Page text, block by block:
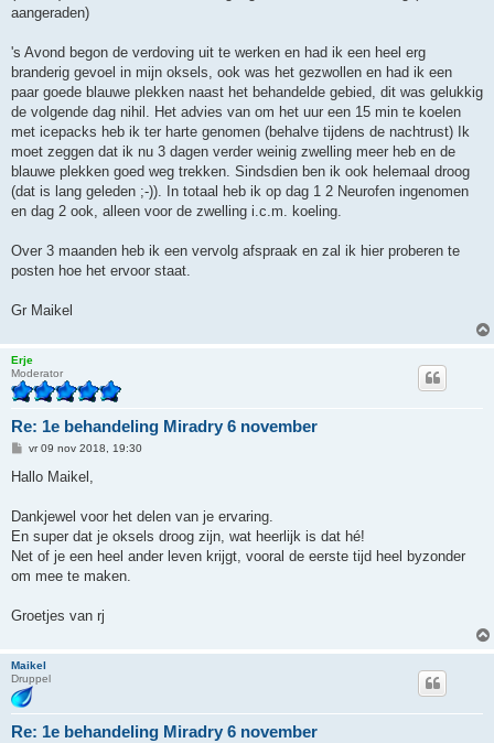
aangeraden)
's Avond begon de verdoving uit te werken en had ik een heel erg
branderig gevoel in mijn oksels, ook was het gezwollen en had ik een
paar goede blauwe plekken naast het behandelde gebied, dit was gelukkig
de volgende dag nihil. Het advies van om het uur een 15 min te koelen
met icepacks heb ik ter harte genomen (behalve tijdens de nachtrust) Ik
moet zeggen dat ik nu 3 dagen verder weinig zwelling meer heb en de
blauwe plekken goed weg trekken. Sindsdien ben ik ook helemaal droog
(dat is lang geleden ;-)). In totaal heb ik op dag 1 2 Neurofen ingenomen
en dag 2 ook, alleen voor de zwelling i.c.m. koeling.
Over 3 maanden heb ik een vervolg afspraak en zal ik hier proberen te
posten hoe het ervoor staat.
Gr Maikel
Erje
Moderator
Re: 1e behandeling Miradry 6 november
B
r
h
vr 09 nov 2018, 19:30
Hallo Maikel,
Dankjewel voor het delen van je ervaring.
En super dat je oksels droog zijn, wat heerlijk is dat hé!
Net of je een heel ander leven krijgt, vooral de eerste tijd heel byzonder
om mee te maken.
Groetjes van rj
Maikel
Druppel
Re: 1e behandeling Miradry 6 november